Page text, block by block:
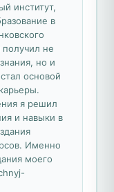
институт,
в
получил не
но и
основой
я решил
и навыки в
Именно
моего